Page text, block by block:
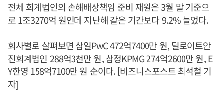
전체 회계법인의 손해배상책임 준비 재원은 3월 말 기준으
로 1조3270억 원인데 지난해 같은 기간보다 9.2% 늘었다.
회사별로 살펴보면 삼일PwC 472억7400만 원, 딜로이트안
진회계법인 288억3천만 원, 삼정KPMG 274억2600만 원, E
Y한영 158억7100만 원 순이다. [비즈니스포스트 최석철 기
자]